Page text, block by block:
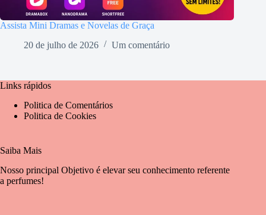
Assista Mini Dramas e Novelas de Graça
20 de julho de 2026
Um comentário
Links rápidos
Politica de Comentários
Politica de Cookies
Saiba Mais
Nosso principal Objetivo é elevar seu conhecimento referente
a perfumes!